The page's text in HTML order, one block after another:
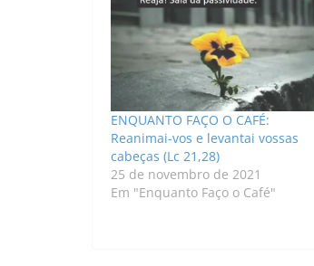
ENQUANTO FAÇO O CAFÉ:
Reanimai-vos e levantai vossas
cabeças (Lc 21,28)
25 de novembro de 2021
Em "Enquanto Faço o Café"